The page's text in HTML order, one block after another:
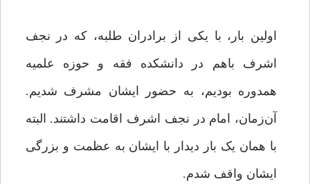
اولین بار، با یکی از برادران طلبه، که در نجف
اشرف باهم در دانشکده فقه و حوزه علمیه
همدوره بودیم، به حضور ایشان مشرف شدیم.
آن‌زمان، امام در نجف اشرف اقامت داشتند. البته
با همان یک بار دیدار با ایشان به عظمت و بزرگی
ایشان واقف شدم.